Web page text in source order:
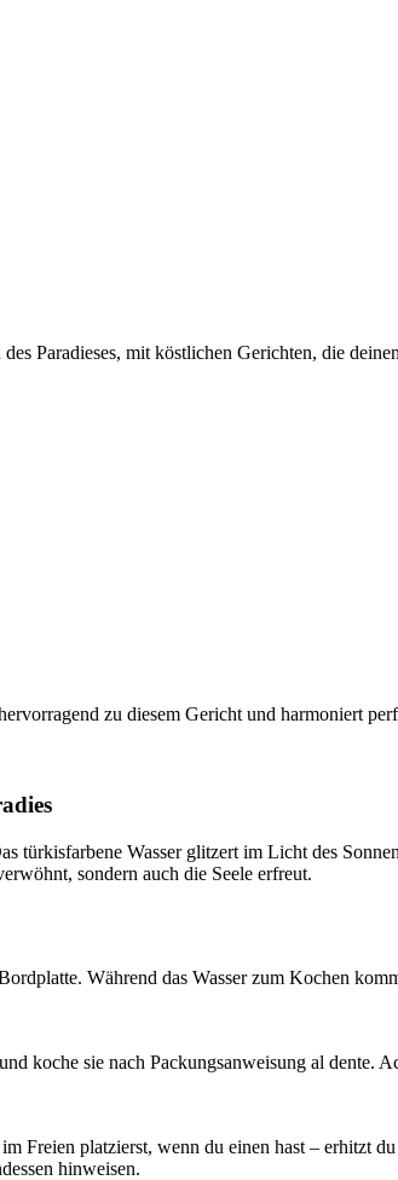
Paradieses, mit köstlichen Gerichten, die
zu diesem Gericht und harmoniert
türkisfarbene Wasser glitzert im Licht des
sondern auch die Seele erfreut.
Während das Wasser zum Kochen
koche sie nach Packungsanweisung al
Freien platzierst, wenn du einen hast – erhitzt
hinweisen.